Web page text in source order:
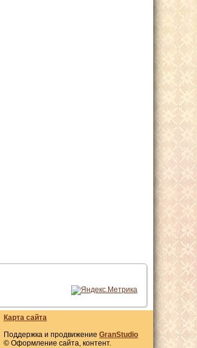
Карта сайта
Поддержка и продвижение GranStudio
© Оформление сайта, контент.